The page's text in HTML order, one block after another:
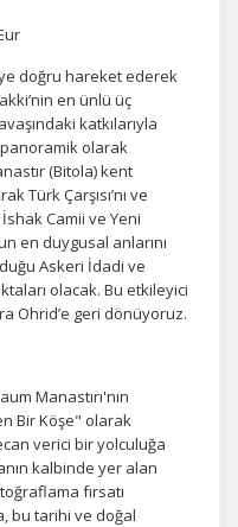
doğru hareket ederek
en ünlü üç
katkılarıyla
panoramik olarak
(Bitola) kent
Türk Çarşısı’nı ve
Camii ve Yeni
en duygusal anlarını
Askeri İdadi ve
olacak. Bu etkileyici
Ohrid’e geri dönüyoruz.
Manastırı'nın
Bir Köşe" olarak
verici bir yolculuğa
kalbinde yer alan
fırsatı
bu tarihi ve doğal